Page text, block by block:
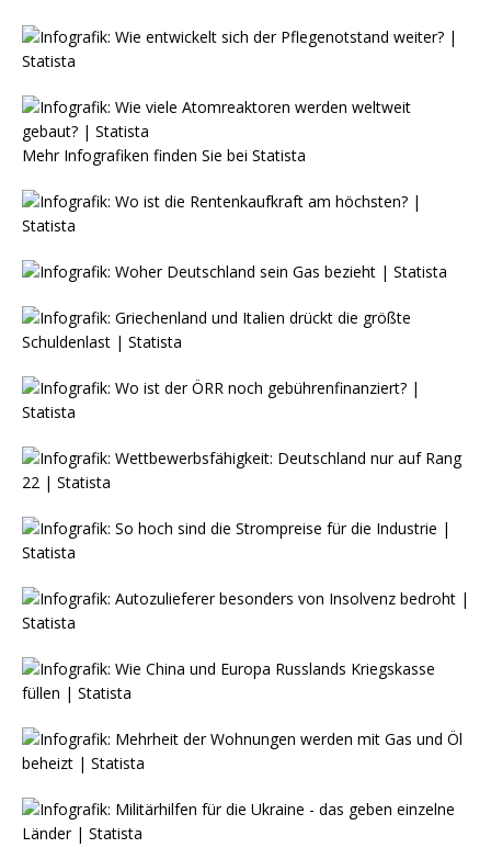
Mehr Infografiken finden Sie bei Statista